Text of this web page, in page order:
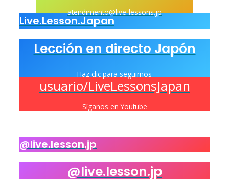
atendimento@live-lessons.jp
Live.Lesson.Japan
Lección en directo Japón
Haz clic para seguirnos
usuario/LiveLessonsJapan
Síganos en Youtube
@live.lesson.jp
@live.lesson.jp